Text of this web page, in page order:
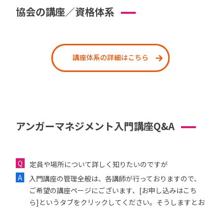
協会の講座／資格体系
講座体系の詳細はこちら
アンガーマネジメント入門講座Q&A
定員や場所について詳しく知りたいのですが
入門講座の管理全般は、各講師が行っておりますので、
ご希望の講座ページにございます、[お申し込みはこち
ら]というタブをクリックしてください。そうしますとお